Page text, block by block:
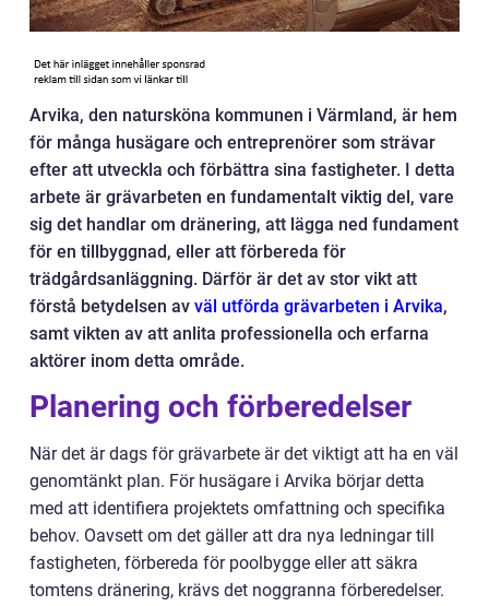
Arvika, den natursköna kommunen i Värmland, är hem
för många husägare och entreprenörer som strävar
efter att utveckla och förbättra sina fastigheter. I detta
arbete är grävarbeten en fundamentalt viktig del, vare
sig det handlar om dränering, att lägga ned fundament
för en tillbyggnad, eller att förbereda för
trädgårdsanläggning. Därför är det av stor vikt att
förstå betydelsen av väl utförda grävarbeten i Arvika,
samt vikten av att anlita professionella och erfarna
aktörer inom detta område.
Planering och förberedelser
När det är dags för grävarbete är det viktigt att ha en väl
genomtänkt plan. För husägare i Arvika börjar detta
med att identifiera projektets omfattning och specifika
behov. Oavsett om det gäller att dra nya ledningar till
fastigheten, förbereda för poolbygge eller att säkra
tomtens dränering, krävs det noggranna förberedelser.